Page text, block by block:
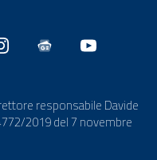
responsabile Davide
2019 del 7 novembre